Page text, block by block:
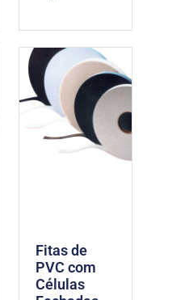
Fitas de
PVC com
Células